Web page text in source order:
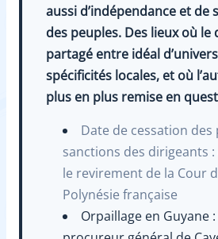
aussi d’indépendance et de
des peuples. Des lieux où le
partagé entre idéal
spécificités locales, et où
plus en plus remise en
Date de cessation
sanctions des dirigeants :
le revirement de la Cour
Polynésie française
Orpaillage en Guyane